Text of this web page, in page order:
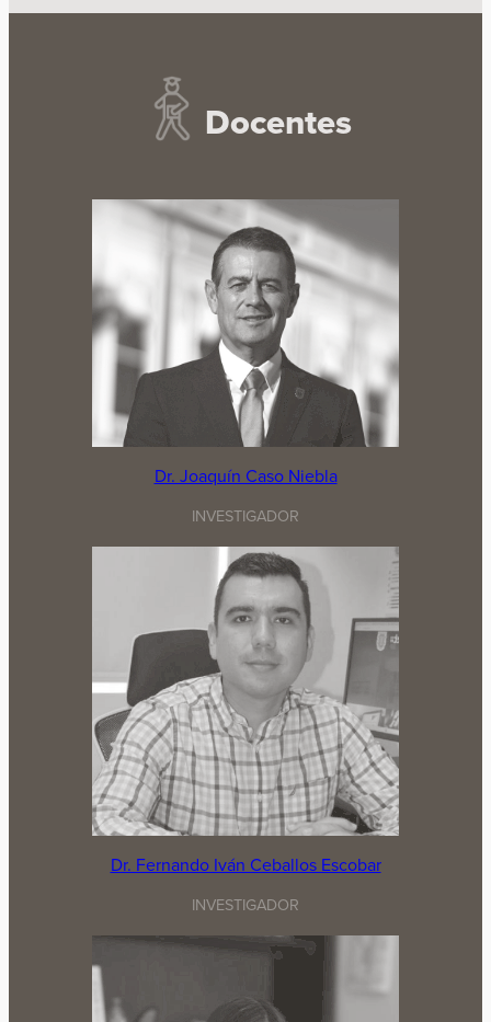
Docentes
Dr. Joaquín Caso Niebla
INVESTIGADOR
Dr. Fernando Iván Ceballos Escobar
INVESTIGADOR